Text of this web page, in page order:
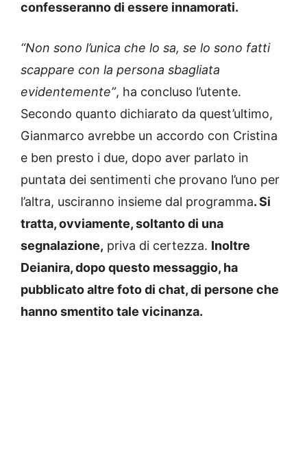
confesseranno di essere innamorati.
“Non sono l’unica che lo sa, se lo sono fatti
scappare con la persona sbagliata
evidentemente”, ha concluso l’utente.
Secondo quanto dichiarato da quest’ultimo,
Gianmarco avrebbe un accordo con Cristina
e ben presto i due, dopo aver parlato in
puntata dei sentimenti che provano l’uno per
l’altra, usciranno insieme dal programma. Si
tratta, ovviamente, soltanto di una
segnalazione, priva di certezza. Inoltre
Deianira, dopo questo messaggio, ha
pubblicato altre foto di chat, di persone che
hanno smentito tale vicinanza.